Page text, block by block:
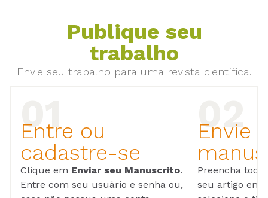
Publique seu
trabalho
Envie seu trabalho para uma revista científica.
Entre ou
cadastre-se
Clique em Enviar seu Manuscrito.
Entre com seu usuário e senha ou,
Envie
Preencha
seu artigo em